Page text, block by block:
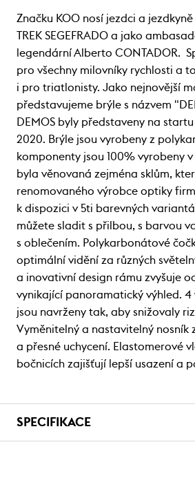
Značku KOO nosí jezdci a
TREK SEGEFRADO a jako
legendární Alberto CONTADOR.
pro všechny milovníky rychlosti a
i pro triatlonisty. Jako nejnovější
představujeme brýle s názvem
DEMOS byly představeny na
2020. Brýle jsou vyrobeny z
komponenty jsou 100% vyrobeny
byla věnovaná zejména sklům,
renomovaného výrobce optiky
k dispozici v 5ti barevných
můžete sladit s přilbou, s barvou
s oblečením. Polykarbonátové
optimální vidění za různých
a inovativní design rámu zvyšuje
vynikající panoramatický výhled.
jsou navrženy tak, aby snižovaly
Vyměnitelný a nastavitelný nosník
a přesné uchycení. Elastomerové
bočnicích zajišťují lepší usazení a
SPECIFIKACE